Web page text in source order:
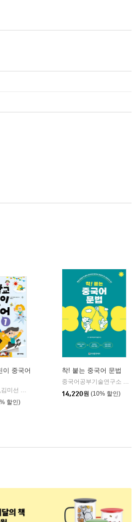
이 중국어
신소라,형순화,김미선 글
할인)
착! 붙는 중국어 문법
중국어공부기술연구소 편저
14,220원 (10% 할인)